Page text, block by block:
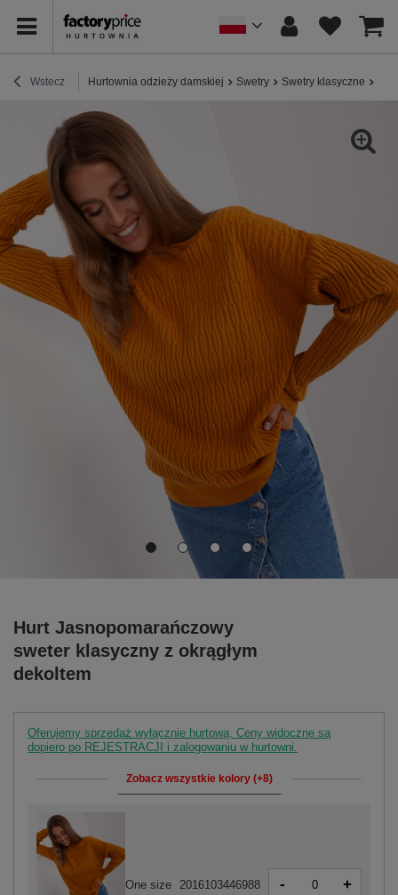
Wstecz Hurtownia odzieży damskiej Swetry Swetry klasyczne
Hurt Jasnopomarańczowy
sweter klasyczny z okrągłym
dekoltem
Oferujemy sprzedaż wyłącznie hurtową. Ceny widoczne są
dopiero po REJESTRACJI i zalogowaniu w hurtowni.
Zobacz wszystkie kolory (+8)
One size 2016103446988 - +